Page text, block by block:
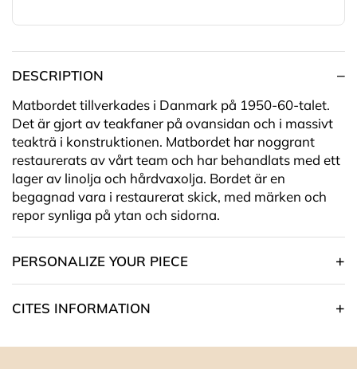
DESCRIPTION
Matbordet tillverkades i Danmark på 1950-60-talet.
Det är gjort av teakfaner på ovansidan och i massivt
teakträ i konstruktionen. Matbordet har noggrant
restaurerats av vårt team och har behandlats med ett
lager av linolja och hårdvaxolja. Bordet är en
begagnad vara i restaurerat skick, med märken och
repor synliga på ytan och sidorna.
PERSONALIZE YOUR PIECE
CITES INFORMATION